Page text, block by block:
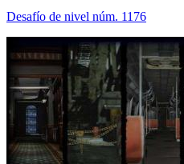
Desafío de nivel núm. 1176